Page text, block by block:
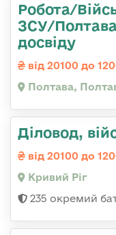
Робота/
ЗСУ/
досвіду
від 20100 до
Полтава,
Діловод,
від 20100 до
Кривий Ріг
235 окремий